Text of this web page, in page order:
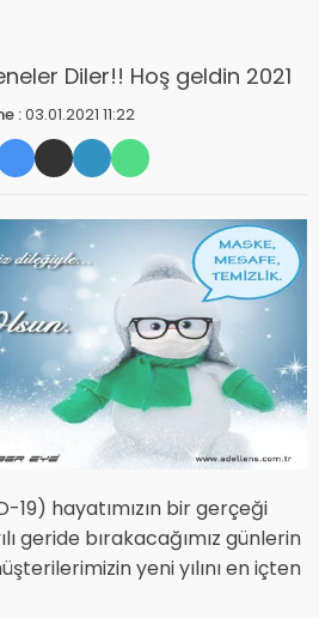
Diler!! Hoş geldin 2021
:03.01.2021 11:22
19) hayatımızın bir gerçeği
geride bırakacağımız günlerin
yeni yılını en içten